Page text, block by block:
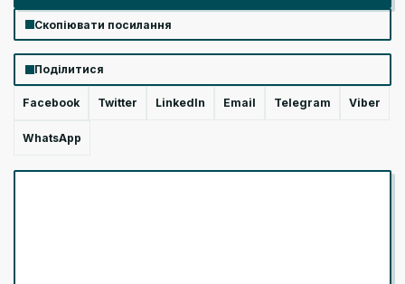
Скопіювати посилання
Поділитися
Facebook Twitter LinkedIn Email Telegram Viber
WhatsApp